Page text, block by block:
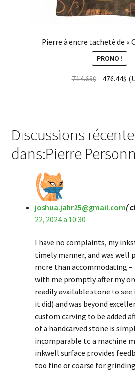
Pierre à encre tacheté de «
PROMO !
714.66$ 476.44$ (
Discussions
dans:Pierre
joshua.jahr25@gmail.com(
22, 2024 a 10:30
I have no complaints, my
timely manner, and was well
more than accommodating
with me promptly after my
readily available stone to
it did) and was beyond
custom carving to be added
of a handcarved stone is
incomparable to a machine
inkwell surface provides
too fine or coarse for